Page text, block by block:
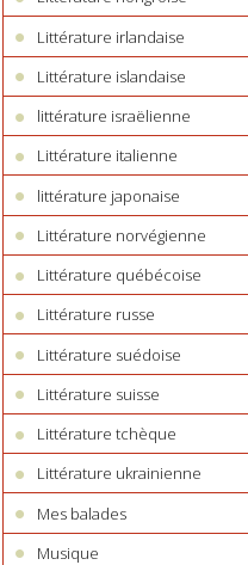
Littérature irlandaise
Littérature islandaise
littérature israëlienne
Littérature italienne
littérature japonaise
Littérature norvégienne
Littérature québécoise
Littérature russe
Littérature suédoise
Littérature suisse
Littérature tchèque
Littérature ukrainienne
Mes balades
Musique